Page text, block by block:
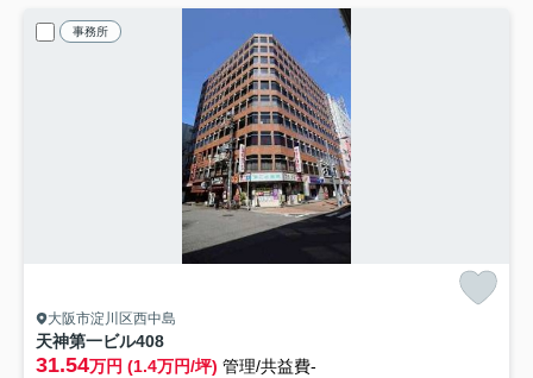
事務所
大阪市淀川区西中島
天神第一ビル408
31.54万円 (1.4万円/坪) 管理/共益費-